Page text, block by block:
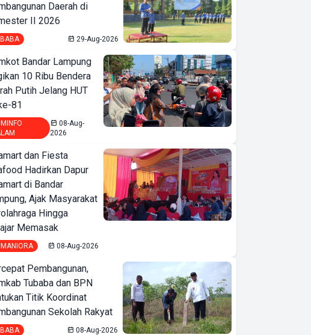
Daerah di
II 2026
29-Aug-2026
Bandar Lampung
10 Ribu Bendera
Putih Jelang HUT
81
08-Aug-
2026
dan Fiesta
Hadirkan Dapur
di Bandar
Ajak Masyarakat
Hingga
Memasak
08-Aug-2026
Pembangunan,
Tubaba dan BPN
Titik Koordinat
Sekolah Rakyat
08-Aug-2026